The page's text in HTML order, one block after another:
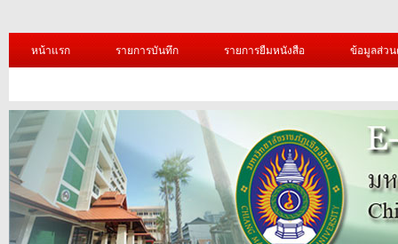
หน้าแรก รายการบันทึก รายการยืมหนังสือ ข้อมูลส่ว